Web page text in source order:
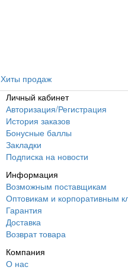
Хиты продаж
Личный кабинет
Авторизация/Регистрация
История заказов
Бонусные баллы
Закладки
Подписка на новости
Информация
Возможным поставщикам
Оптовикам и корпоративным
Гарантия
Доставка
Возврат товара
Компания
О нас